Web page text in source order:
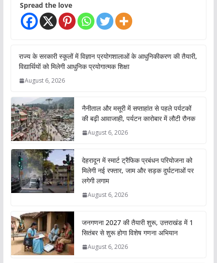
Spread the love
राज्य के सरकारी स्कूलों में विज्ञान प्रयोगशालाओं के आधुनिकीकरण की तैयारी,
विद्यार्थियों को मिलेगी आधुनिक प्रयोगात्मक शिक्षा
August 6, 2026
नैनीताल और मसूरी में सप्ताहांत से पहले पर्यटकों
की बढ़ी आवाजाही, पर्यटन कारोबार में लौटी रौनक
August 6, 2026
देहरादून में स्मार्ट ट्रैफिक प्रबंधन परियोजना को
मिलेगी नई रफ्तार, जाम और सड़क दुर्घटनाओं पर
लगेगी लगाम
August 6, 2026
जनगणना 2027 की तैयारी शुरू, उत्तराखंड में 1
सितंबर से शुरू होगा विशेष गणना अभियान
August 6, 2026